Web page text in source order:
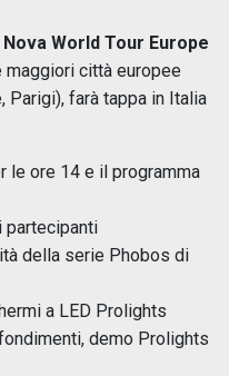
Nova World Tour Europe
maggiori città europee
Parigi), farà tappa in Italia
le ore 14 e il programma
partecipanti
della serie Phobos di
a LED Prolights
demo Prolights